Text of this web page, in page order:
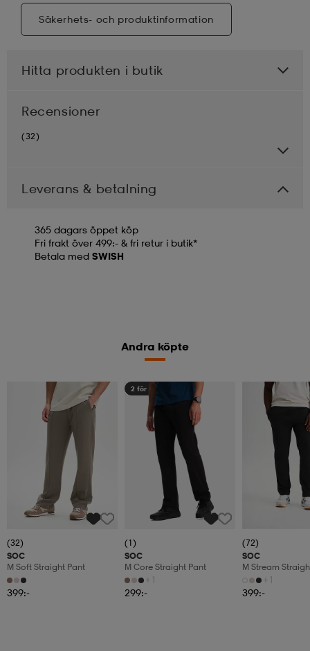
Säkerhets- och produktinformation
Hitta produkten i butik
Recensioner
(32)
Leverans & betalning
365 dagars öppet köp
Fri frakt över 499:- & fri retur i butik*
Betala med SWISH
Andra köpte
(32)
SOC
M Soft Straight Pant
399:-
2 för 499:-
(1)
SOC
M Core Straight Pant
+1
299:-
(72)
SOC
M Stream
+1
399:-